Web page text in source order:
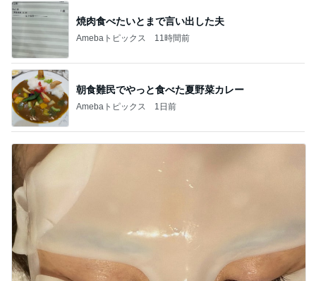
焼肉食べたいとまで言い出した夫
Amebaトピックス 11時間前
朝食難民でやっと食べた夏野菜カレー
Amebaトピックス 1日前